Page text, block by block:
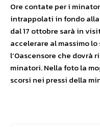
Ore contate per i
intrappolati in fondo
dal 17 ottobre sarà in
accelerare al massimo
l’0ascensore che dovrà
minatori. Nella foto la
scorsi nei pressi della